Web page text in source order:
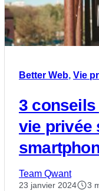
Better Web, Vie
3
vie privée
Team Qwant
23 janvier 2024 3